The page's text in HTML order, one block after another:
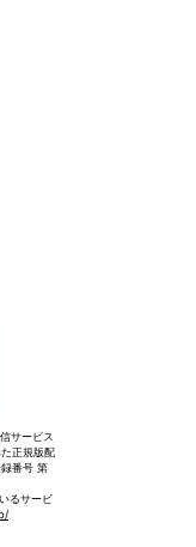
サービス
正規版配
番号 第
るサービ